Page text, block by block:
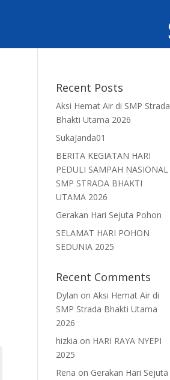
Recent Posts
Aksi Hemat Air di SMP Strada
Bhakti Utama 2026
SukaJanda01
BERITA KEGIATAN HARI
PEDULI SAMPAH NASIONAL
SMP STRADA BHAKTI
UTAMA 2026
Gerakan Hari Sejuta Pohon
SELAMAT HARI POHON
SEDUNIA 2025
Recent Comments
Dylan onAksi Hemat Air di
SMP Strada Bhakti Utama
2026
hizkia on HARI RAYA NYEPI
2025
Rena on Gerakan Hari Sejuta